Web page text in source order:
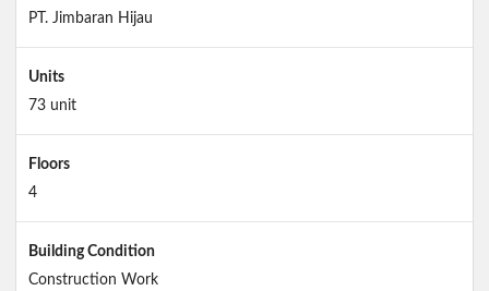
PT. Jimbaran Hijau
Units
73 unit
Floors
4
Building Condition
Construction Work